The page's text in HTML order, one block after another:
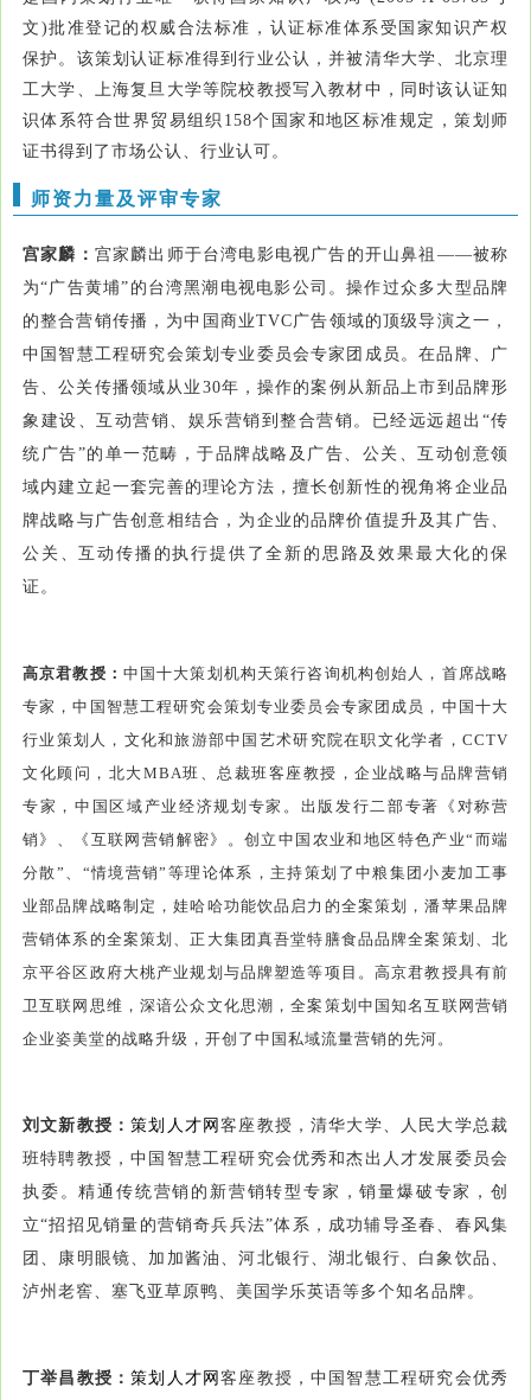
文)批准登记的权威合法标准，认证标准体系受国家知识产权
保护。该策划认证标准得到行业公认，并被清华大学、北京理
工大学、上海复旦大学等院校教授写入教材中，同时该认证知
识体系符合世界贸易组织158个国家和地区标准规定，策划师
证书得到了市场公认、行业认可。
师资力量及评审专家
宫家麟： 宫家麟出师于台湾电影电视广告的开山鼻祖——被称
为“广告黄埔”的台湾黑潮电视电影公司。操作过众多大型品牌
的整合营销传播，为中国商业TVC广告领域的顶级导演之一，
中国智慧工程研究会策划专业委员会专家团成员。在品牌、广
告、公关传播领域从业30年，操作的案例从新品上市到品牌形
象建设、互动营销、娱乐营销到整合营销。已经远远超出“传
统广告”的单一范畴，于品牌战略及广告、公关、互动创意领
域内建立起一套完善的理论方法，擅长创新性的视角将企业品
牌战略与广告创意相结合，为企业的品牌价值提升及其广告、
公关、互动传播的执行提供了全新的思路及效果最大化的保
证。
高京君教授： 中国十大策划机构天策行咨询机构创始人，首席战略
专家，中国智慧工程研究会策划专业委员会专家团成员，中国十大
行业策划人，文化和旅游部中国艺术研究院在职文化学者，CCTV
文化顾问，北大MBA班、总裁班客座教授，企业战略与品牌营销
专家，中国区域产业经济规划专家。出版发行二部专著《对称营
销》、《互联网营销解密》。创立中国农业和地区特色产业“而端
分散”、“情境营销”等理论体系，主持策划了中粮集团小麦加工事
业部品牌战略制定，娃哈哈功能饮品启力的全案策划，潘苹果品牌
营销体系的全案策划、正大集团真吾堂特膳食品品牌全案策划、北
京平谷区政府大桃产业规划与品牌塑造等项目。高京君教授具有前
卫互联网思维，深谙公众文化思潮，全案策划中国知名互联网营销
企业姿美堂的战略升级，开创了中国私域流量营销的先河。
刘文新教授：策划人才网客座教授，清华大学、人民大学总裁
班特聘教授，中国智慧工程研究会优秀和杰出人才发展委员会
执委。精通传统营销的新营销转型专家，销量爆破专家，创
立“招招见销量的营销奇兵兵法”体系，成功辅导圣春、春风集
团、康明眼镜、加加酱油、河北银行、湖北银行、白象饮品、
泸州老窖、塞飞亚草原鸭、美国学乐英语等多个知名品牌。
丁举昌教授：策划人才网客座教授，中国智慧工程研究会优秀